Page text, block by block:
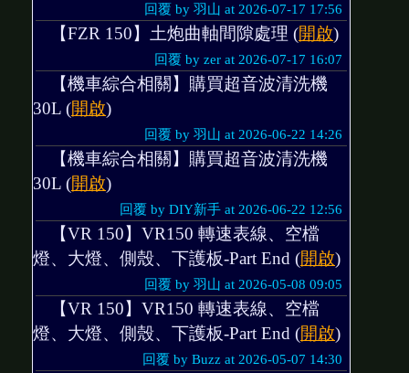
回覆 by 羽山 at 2026-07-17 17:56
【FZR 150】土炮曲軸間隙處理 (開啟)
回覆 by zer at 2026-07-17 16:07
【機車綜合相關】購買超音波清洗機
30L (開啟)
回覆 by 羽山 at 2026-06-22 14:26
【機車綜合相關】購買超音波清洗機
30L (開啟)
回覆 by DIY新手 at 2026-06-22 12:56
【VR 150】VR150 轉速表線、空檔
燈、大燈、側殼、下護板-Part End (開啟)
回覆 by 羽山 at 2026-05-08 09:05
【VR 150】VR150 轉速表線、空檔
燈、大燈、側殼、下護板-Part End (開啟)
回覆 by Buzz at 2026-05-07 14:30